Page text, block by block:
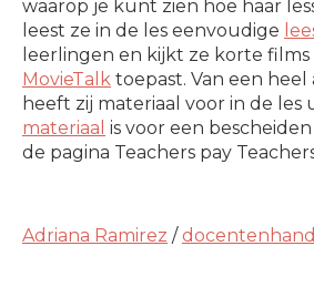
waarop je kunt zien hoe haar
leest ze in de les eenvoudige
leerlingen en kijkt ze korte films
MovieTalk toepast. Van een
heeft zij materiaal voor in de les
materiaal is voor een
de pagina Teachers pay
Adriana Ramirez /